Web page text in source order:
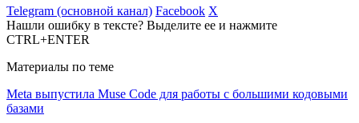
Telegram (основной канал) Facebook X
Нашли ошибку в тексте? Выделите ее и нажмите
CTRL+ENTER
Материалы по теме
Meta выпустила Muse Code для работы с большими кодовыми
базами